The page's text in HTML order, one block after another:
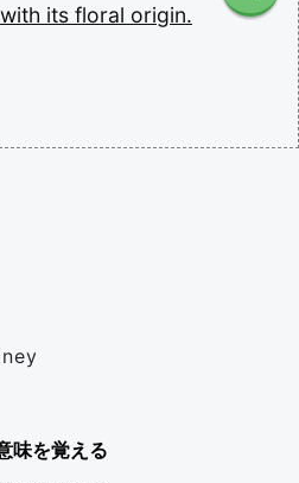
with its floral origin.
味を覚える